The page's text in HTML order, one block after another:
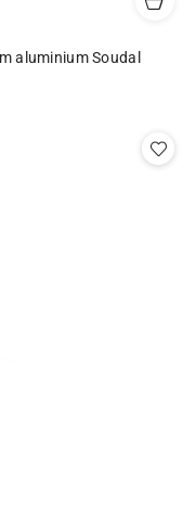
aluminium Soudal